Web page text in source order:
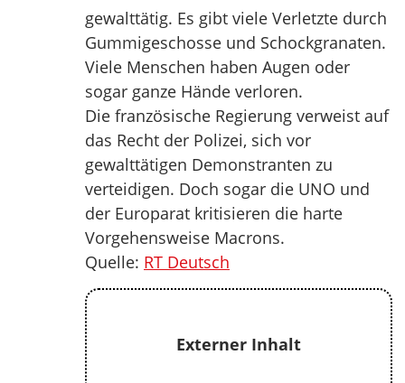
gewalttätig. Es gibt viele Verletzte durch
Gummigeschosse und Schockgranaten.
Viele Menschen haben Augen oder
sogar ganze Hände verloren.
Die französische Regierung verweist auf
das Recht der Polizei, sich vor
gewalttätigen Demonstranten zu
verteidigen. Doch sogar die UNO und
der Europarat kritisieren die harte
Vorgehensweise Macrons.
Quelle: RT Deutsch
Externer Inhalt